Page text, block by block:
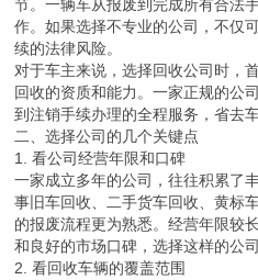
节。一辆车从报废到完成所有合法
作。如果选择不专业的公司，不仅
续的法律风险。
对于车主来说，选择回收公司时，
回收的资质和能力。一家正规的公
到注销手续办理的全程服务，省去
二、选择公司的几个关键点
1. 看公司经营年限和口碑
一家成立多年的公司，往往积累了
事旧车回收、二手货车回收、黄标
的报废流程更为熟悉。经营年限较
和良好的市场口碑，选择这样的公
2. 看回收车辆的覆盖范围